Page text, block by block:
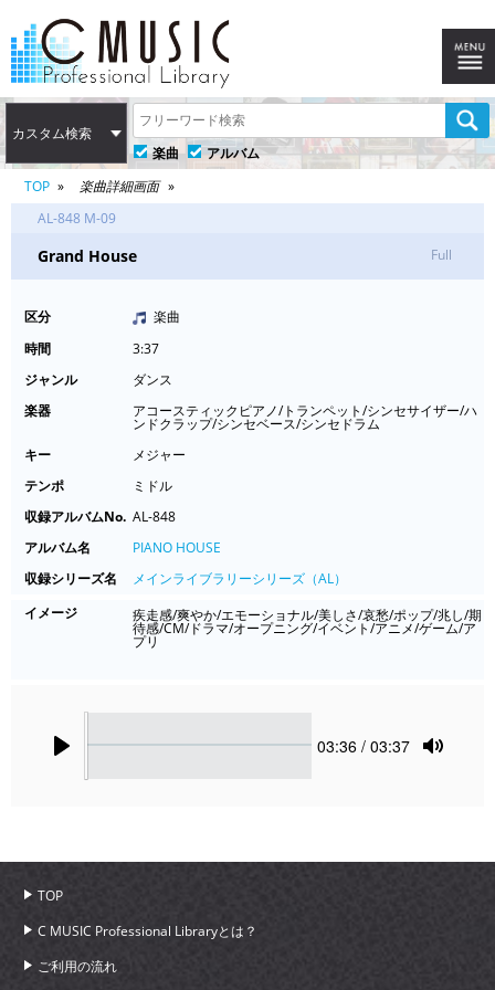
カスタム検索
楽曲
アルバム
TOP
楽曲詳細画面
AL-848 M-09
Grand House Full
区分
楽曲
時間
3:37
ジャンル
ダンス
楽器
アコースティックピアノ/トランペット/シンセサイザー/ハ
ンドクラップ/シンセベース/シンセドラム
キー
メジャー
テンポ
ミドル
収録アルバムNo. AL-848
アルバム名
PIANO HOUSE
収録シリーズ名
メインライブラリーシリーズ（AL）
イメージ
疾走感/爽やか/エモーショナル/美しさ/哀愁/ポップ/兆し/期
待感/CM/ドラマ/オープニング/イベント/アニメ/ゲーム/ア
プリ
Current
03:36 / 03:37
TOP
C MUSIC Professional Libraryとは？
ご利用の流れ